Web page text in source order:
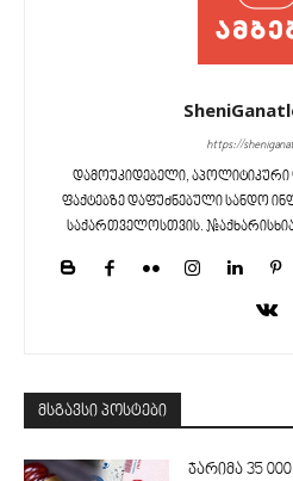
https://
დამოუკიდებელი,
ფაქტებზე დაფუძნებული სანდო
საქართველოსთვის. #აქხარისხია
მსგავსი პოსტები
ჯარიმა 35